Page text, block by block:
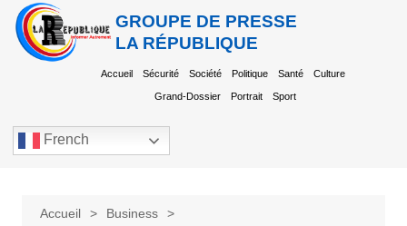
GROUPE DE PRESSE
LA RÉPUBLIQUE
Accueil Sécurité Société Politique Santé Culture
Grand-Dossier Portrait Sport
French
Accueil
Business